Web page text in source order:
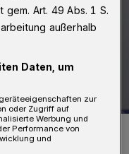
Art. 49 Abs. 1 S.
außerhalb
Daten, um
zur
oder Zugriff auf
Werbung und
Performance von
und